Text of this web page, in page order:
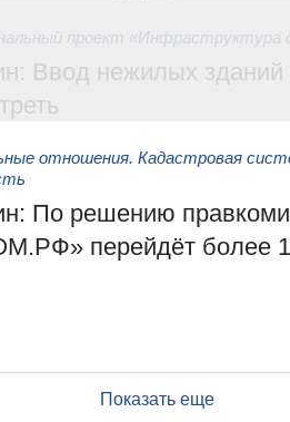
проект «Инфраструктура
Ввод нежилых зданий
отношения. Кадастровая
По решению
перейдёт более
Показать еще